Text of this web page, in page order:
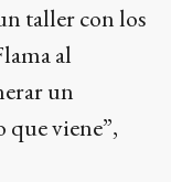
taller con los
al
un
que viene”,